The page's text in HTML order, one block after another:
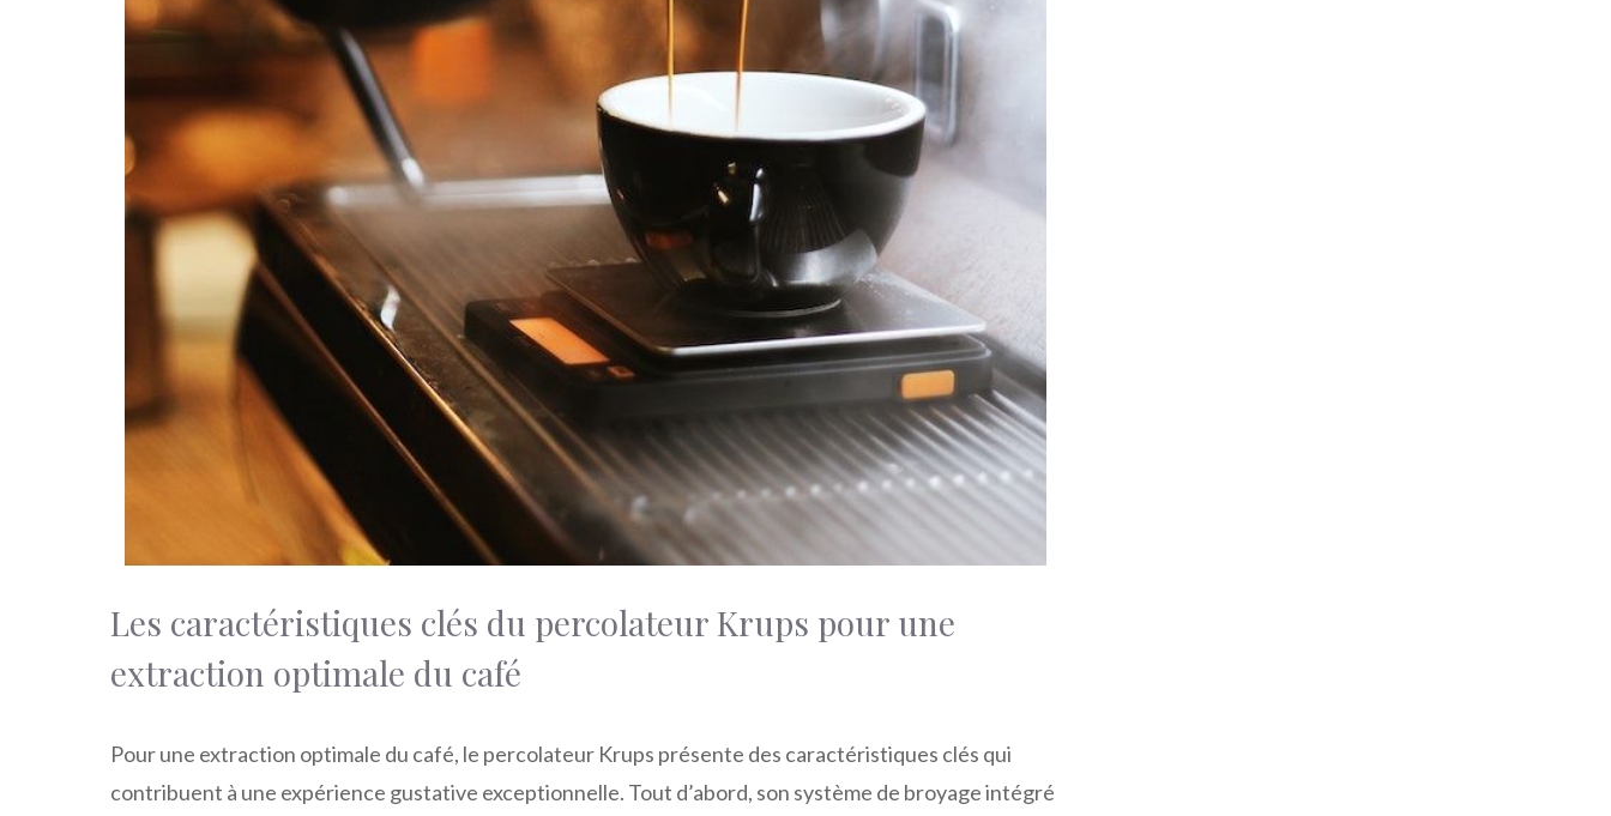
Les caractéristiques clés du percolateur Krups pour une
extraction optimale du café
Pour une extraction optimale du café, le percolateur Krups présente des caractéristiques clés qui
contribuent à une expérience gustative exceptionnelle. Tout d’abord, son système de broyage intégré